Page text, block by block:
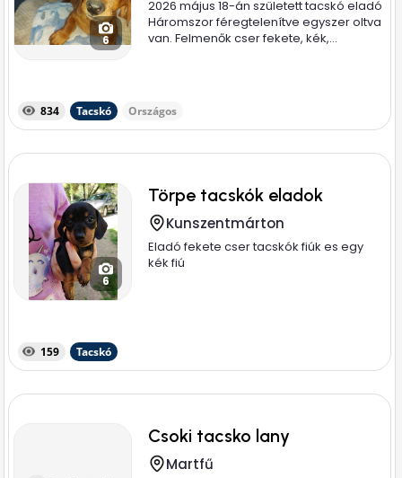
6
2026 május 18-án született tacskó eladó
Háromszor féregtelenítve egyszer oltva
van. Felmenők cser fekete, kék,...
834 Tacskó Országos
6
Törpe tacskók eladok
Kunszentmárton
Eladó fekete cser tacskók fiúk es egy
kék fiú
159 Tacskó
Csoki tacsko lany
Martfű